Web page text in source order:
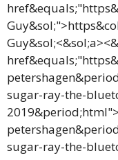
sugar-ray-the-
sugar-ray-the-